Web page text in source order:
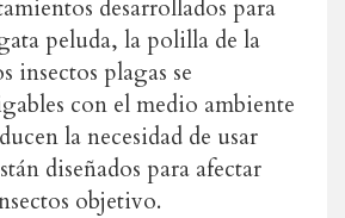
desarrollados para
peluda, la polilla de la
insectos plagas se
con el medio ambiente
la necesidad de usar
diseñados para afectar
objetivo.